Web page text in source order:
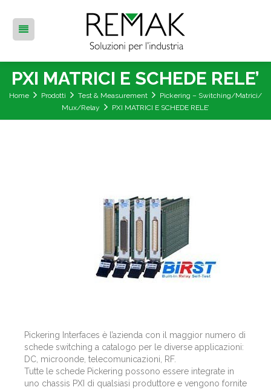
PXI MATRICI E SCHEDE RELE’
Home Prodotti Test & Measurement
Pickering – Switching/Matrici/
Mux/Relay
PXI MATRICI E SCHEDE RELE’
Pickering Interfaces è l’azienda con il maggior numero di
schede switching a catalogo per le diverse applicazioni:
DC, microonde, telecomunicazioni, RF.
Tutte le schede Pickering possono essere integrate in
uno chassis PXI di qualsiasi produttore e vengono fornite